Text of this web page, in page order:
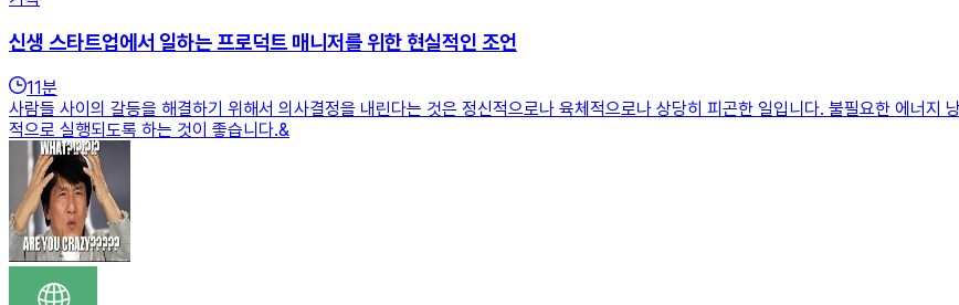
신생 스타트업에서 일하는 프로덕트 매니저를 위한 현실적인 조언
11분
사람들 사이의 갈등을 해결하기 위해서 의사결정을 내린다는 것은 정신적으로나 육체적으로나 상당히 피곤한 일입니다. 불필요한 에너지
적으로 실행되도록 하는 것이 좋습니다.&